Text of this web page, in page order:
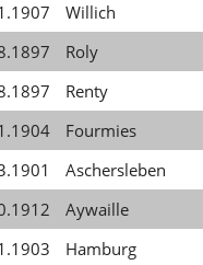
Willich
Roly
Renty
Fourmies
Aschersleben
Aywaille
Hamburg